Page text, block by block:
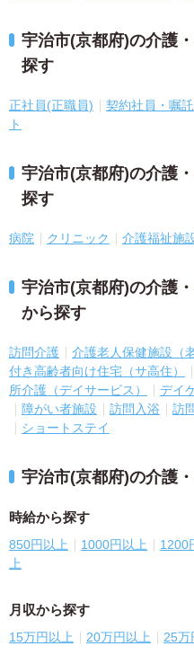
宇治市(京都府)の介護
探す
正社員(正職員) 契約社員・嘱
ト
宇治市(京都府)の介護
探す
病院 クリニック 介護福祉施
宇治市(京都府)の介護
から探す
訪問介護 介護老人保健施設（
付き高齢者向け住宅（サ高住）
所介護（デイサービス）
デイ
障がい者施設
訪問入浴 訪
ショートステイ
宇治市(京都府)の介護
時給から探す
850円以上 1000円以上 1200
上
月収から探す
15万円以上 20万円以上 25万